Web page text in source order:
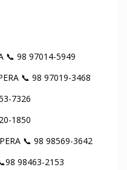
📞 98 97014-5949
📞 98 97019-3468
7326
1850
📞 98 98569-3642
98463-2153